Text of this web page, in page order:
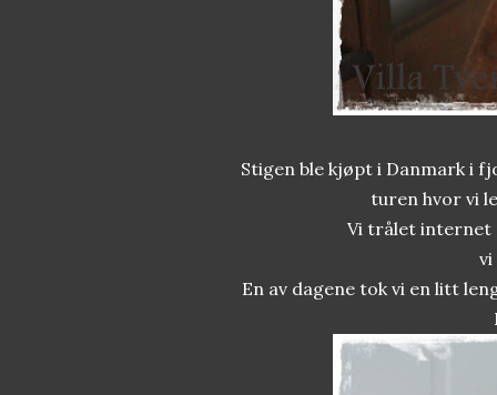
Stigen ble kjøpt i Danmark i
turen hvor vi
Vi trålet internet
vi
En av dagene tok vi en litt